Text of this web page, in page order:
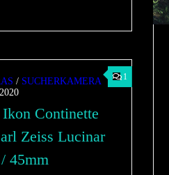
1
/ SUCHERKAMERA
Ikon Continette
Zeiss Lucinar
45mm